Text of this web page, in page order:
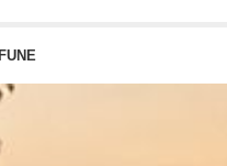
FUNE